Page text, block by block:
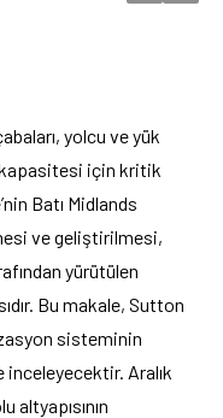
yolcu ve yük
kapasitesi için kritik
Batı Midlands
ve geliştirilmesi,
yürütülen
Bu makale, Sutton
sisteminin
Aralık
altyapısının